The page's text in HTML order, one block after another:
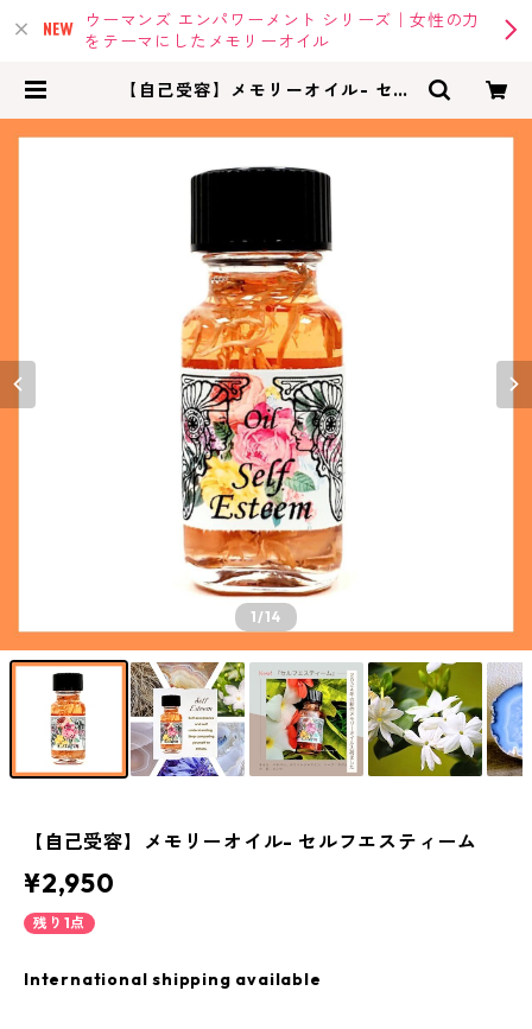
ウーマンズ エンパワーメント シリーズ｜女性の力
をテーマにしたメモリーオイル
【自己受容】メモリーオイル- セル
1/14
【自己受容】メモリーオイル- セルフエスティーム
¥2,950
残り1点
International shipping available